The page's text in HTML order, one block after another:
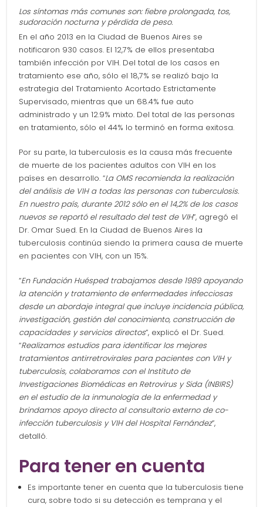
Los síntomas más comunes son: fiebre prolongada, tos,
sudoración nocturna y pérdida de peso.
En el año 2013 en la Ciudad de Buenos Aires se
notificaron 930 casos. El 12,7% de ellos presentaba
también infección por VIH. Del total de los casos en
tratamiento ese año, sólo el 18,7% se realizó bajo la
estrategia del Tratamiento Acortado Estrictamente
Supervisado, mientras que un 68.4% fue auto
administrado y un 12.9% mixto. Del total de las personas
en tratamiento, sólo el 44% lo terminó en forma exitosa.
Por su parte, la tuberculosis es la causa más frecuente
de muerte de los pacientes adultos con VIH en los
países en desarrollo. “La OMS recomienda la realización
del análisis de VIH a todas las personas con tuberculosis.
En nuestro país, durante 2012 sólo en el 14,2% de los casos
nuevos se reportó el resultado del test de VIH”, agregó el
Dr. Omar Sued. En la Ciudad de Buenos Aires la
tuberculosis continúa siendo la primera causa de muerte
en pacientes con VIH, con un 15%.
“En Fundación Huésped trabajamos desde 1989 apoyando
la atención y tratamiento de enfermedades infecciosas
desde un abordaje integral que incluye incidencia pública,
investigación, gestión del conocimiento, construcción de
capacidades y servicios directos”, explicó el Dr. Sued.
“Realizamos estudios para identificar los mejores
tratamientos antirretrovirales para pacientes con VIH y
tuberculosis, colaboramos con el Instituto de
Investigaciones Biomédicas en Retrovirus y Sida (INBIRS)
en el estudio de la inmunología de la enfermedad y
brindamos apoyo directo al consultorio externo de co-
infección tuberculosis y VIH del Hospital Fernández”,
detalló.
Para tener en cuenta
Es importante tener en cuenta que la tuberculosis tiene
cura, sobre todo si su detección es temprana y el